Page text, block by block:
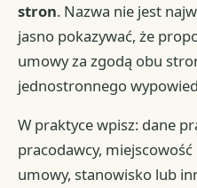
stron. Nazwa nie jest
jasno pokazywać, że
umowy za zgodą obu
jednostronnego
W praktyce wpisz: dane
pracodawcy,
umowy, stanowisko lub